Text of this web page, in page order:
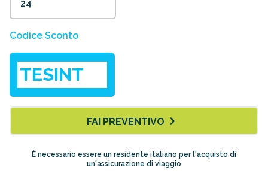
Codice Sconto
FAI PREVENTIVO
È necessario essere un residente italiano per l'acquisto di
un'assicurazione di viaggio